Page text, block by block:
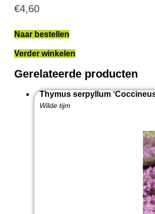
€4,60
Naar bestellen
Verder winkelen
Gerelateerde producten
Thymus serpyllum
Wilde tijm